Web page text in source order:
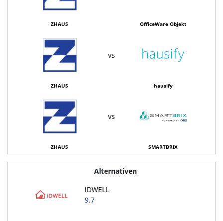
ZHAUS OfficeWare Objekt
vs
ZHAUS hausify
vs
ZHAUS SMARTBRIX
Alternativen
iDWELL
9.7